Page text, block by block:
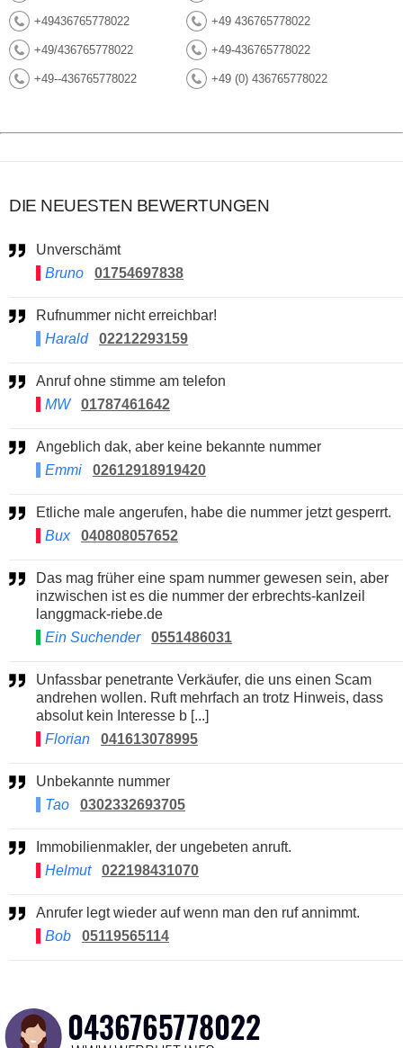
+49436765778022 +49 436765778022
+49/436765778022 +49-436765778022
+49--436765778022 +49 (0) 436765778022
DIE NEUESTEN BEWERTUNGEN
Unverschämt
Bruno
01754697838
Rufnummer nicht erreichbar!
Harald
02212293159
Anruf ohne stimme am telefon
MW
01787461642
Angeblich dak, aber keine bekannte nummer
Emmi
02612918919420
Etliche male angerufen, habe die nummer jetzt gesperrt.
Bux
040808057652
Das mag früher eine spam nummer gewesen sein, aber
inzwischen ist es die nummer der erbrechts-kanlzeil
langgmack-riebe.de
Ein Suchender
0551486031
Unfassbar penetrante Verkäufer, die uns einen Scam
andrehen wollen. Ruft mehrfach an trotz Hinweis, dass
absolut kein Interesse b [...]
Florian
041613078995
Unbekannte nummer
Tao
0302332693705
Immobilienmakler, der ungebeten anruft.
Helmut
022198431070
Anrufer legt wieder auf wenn man den ruf annimmt.
Bob
05119565114